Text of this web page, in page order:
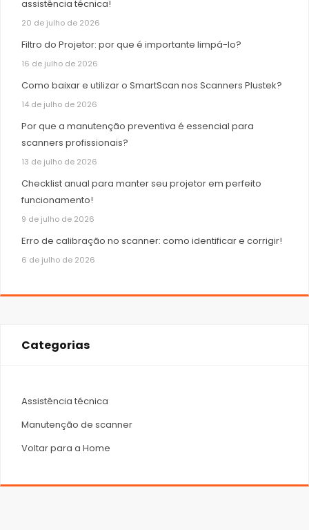
assistência técnica!
20 de julho de 2026
Filtro do Projetor: por que é importante limpá-lo?
16 de julho de 2026
Como baixar e utilizar o SmartScan nos Scanners Plustek?
14 de julho de 2026
Por que a manutenção preventiva é essencial para
scanners profissionais?
13 de julho de 2026
Checklist anual para manter seu projetor em perfeito
funcionamento!
9 de julho de 2026
Erro de calibração no scanner: como identificar e corrigir!
6 de julho de 2026
Categorias
Assistência técnica
Manutenção de scanner
Voltar para a Home